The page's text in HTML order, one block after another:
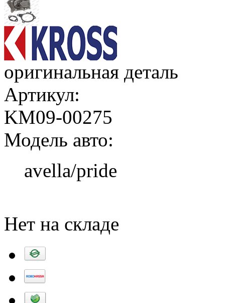
оригинальная деталь
Артикул:
KM09-00275
Модель авто:
avella/pride
Нет на складе